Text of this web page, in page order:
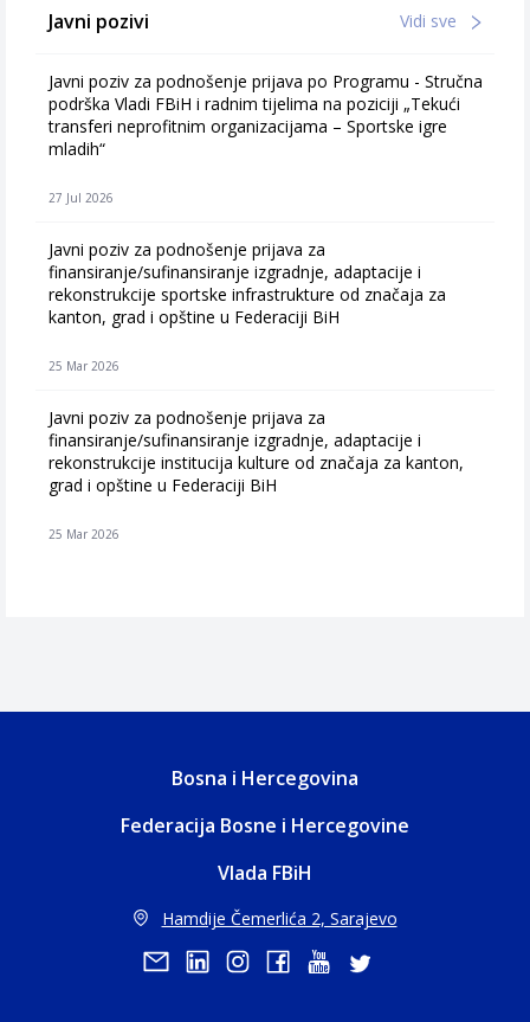
Javni pozivi Vidi sve
Javni poziv za podnošenje prijava po Programu - Stručna
podrška Vladi FBiH i radnim tijelima na poziciji „Tekući
transferi neprofitnim organizacijama – Sportske igre
mladih“
27 Jul 2026
Javni poziv za podnošenje prijava za
finansiranje/sufinansiranje izgradnje, adaptacije i
rekonstrukcije sportske infrastrukture od značaja za
kanton, grad i opštine u Federaciji BiH
25 Mar 2026
Javni poziv za podnošenje prijava za
finansiranje/sufinansiranje izgradnje, adaptacije i
rekonstrukcije institucija kulture od značaja za kanton,
grad i opštine u Federaciji BiH
25 Mar 2026
Bosna i Hercegovina
Federacija Bosne i Hercegovine
Vlada FBiH
Hamdije Čemerlića 2, Sarajevo